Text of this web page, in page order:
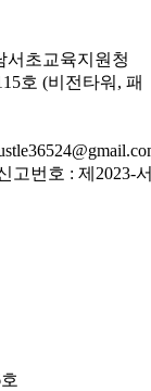
서초교육지원청
호 (비전타워, 패
고번호 : 제2023-